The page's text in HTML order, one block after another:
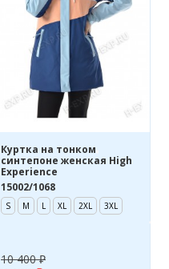
Куртка на тонком
синтепоне женская High
Experience
15002/1068
S M L XL 2XL 3XL
10 400 ₽